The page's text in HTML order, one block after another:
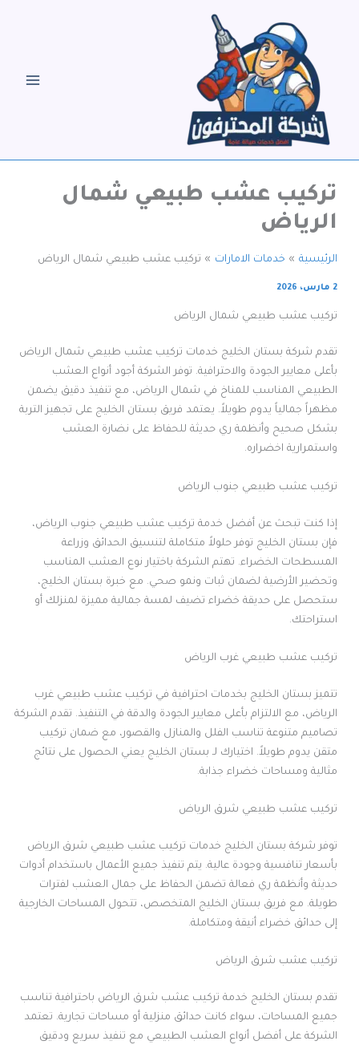
تركيب عشب طبيعي شمال
الرياض
الرئيسية خدمات الامارات تركيب عشب طبيعي شمال الرياض
2 مارس، 2026
تركيب عشب طبيعي شمال الرياض
تقدم شركة بستان الخليج خدمات تركيب عشب طبيعي شمال الرياض
بأعلى معايير الجودة والاحترافية. توفر الشركة أجود أنواع العشب
الطبيعي المناسب للمناخ في شمال الرياض، مع تنفيذ دقيق يضمن
مظهراً جمالياً يدوم طويلاً. يعتمد فريق بستان الخليج على تجهيز التربة
بشكل صحيح وأنظمة ري حديثة للحفاظ على نضارة العشب
واستمرارية اخضراره.
تركيب عشب طبيعي جنوب الرياض
إذا كنت تبحث عن أفضل خدمة تركيب عشب طبيعي جنوب الرياض،
فإن بستان الخليج توفر حلولاً متكاملة لتنسيق الحدائق وزراعة
المسطحات الخضراء. تهتم الشركة باختيار نوع العشب المناسب
وتحضير الأرضية لضمان ثبات ونمو صحي. مع خبرة بستان الخليج،
ستحصل على حديقة خضراء تضيف لمسة جمالية مميزة لمنزلك أو
استراحتك.
تركيب عشب طبيعي غرب الرياض
تتميز بستان الخليج بخدمات احترافية في تركيب عشب طبيعي غرب
الرياض، مع الالتزام بأعلى معايير الجودة والدقة في التنفيذ. تقدم الشركة
تصاميم متنوعة تناسب الفلل والمنازل والقصور، مع ضمان تركيب
متقن يدوم طويلاً. اختيارك لـ بستان الخليج يعني الحصول على نتائج
مثالية ومساحات خضراء جذابة.
تركيب عشب طبيعي شرق الرياض
توفر شركة بستان الخليج خدمات تركيب عشب طبيعي شرق الرياض
بأسعار تنافسية وجودة عالية. يتم تنفيذ جميع الأعمال باستخدام أدوات
حديثة وأنظمة ري فعالة تضمن الحفاظ على جمال العشب لفترات
طويلة. مع فريق بستان الخليج المتخصص، تتحول المساحات الخارجية
إلى حدائق خضراء أنيقة ومتكاملة.
تركيب عشب شرق الرياض
تقدم بستان الخليج خدمة تركيب عشب شرق الرياض باحترافية تناسب
جميع المساحات، سواء كانت حدائق منزلية أو مساحات تجارية. تعتمد
الشركة على أفضل أنواع العشب الطبيعي مع تنفيذ سريع ودقيق